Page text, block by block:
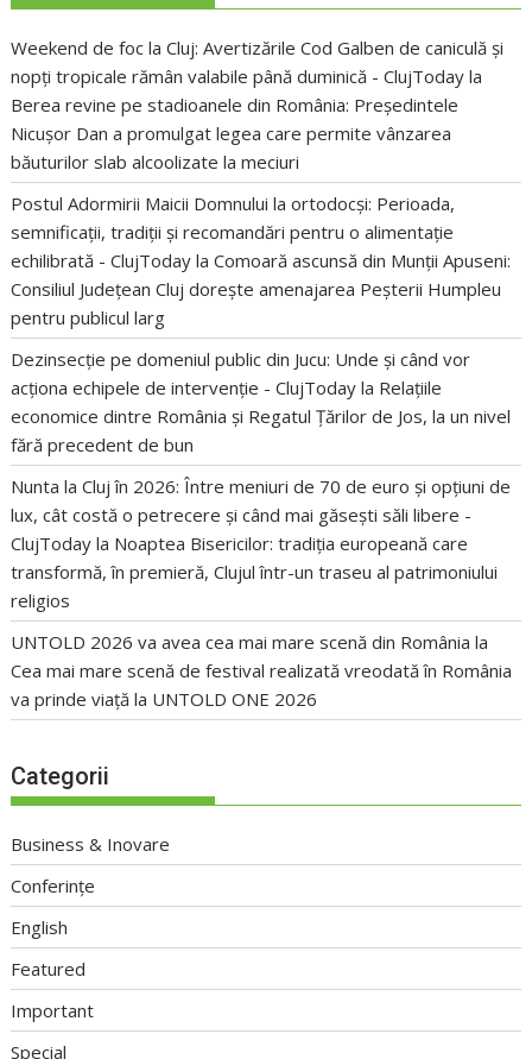
Weekend de foc la Cluj: Avertizările Cod Galben de caniculă și
nopți tropicale rămân valabile până duminică - ClujToday la
Berea revine pe stadioanele din România: Președintele
Nicușor Dan a promulgat legea care permite vânzarea
băuturilor slab alcoolizate la meciuri
Postul Adormirii Maicii Domnului la ortodocși: Perioada,
semnificații, tradiții și recomandări pentru o alimentație
echilibrată - ClujToday laComoară ascunsă din Munții Apuseni:
Consiliul Județean Cluj dorește amenajarea Peșterii Humpleu
pentru publicul larg
Dezinsecție pe domeniul public din Jucu: Unde și când vor
acționa echipele de intervenție - ClujToday la Relațiile
economice dintre România și Regatul Țărilor de Jos, la un nivel
fără precedent de bun
Nunta la Cluj în 2026: Între meniuri de 70 de euro și opțiuni de
lux, cât costă o petrecere și când mai găsești săli libere -
ClujToday la Noaptea Bisericilor: tradiția europeană care
transformă, în premieră, Clujul într-un traseu al patrimoniului
religios
UNTOLD 2026 va avea cea mai mare scenă din România la
Cea mai mare scenă de festival realizată vreodată în România
va prinde viață la UNTOLD ONE 2026
Categorii
Business & Inovare
Conferințe
English
Featured
Important
Special